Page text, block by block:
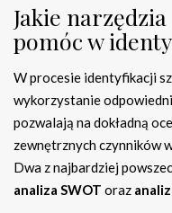
Jakie
pomóc w
W procesie identyfikacji
wykorzystanie
pozwalają na dokładną
zewnętrznych czynników
Dwa z najbardziej
analiza SWOT oraz